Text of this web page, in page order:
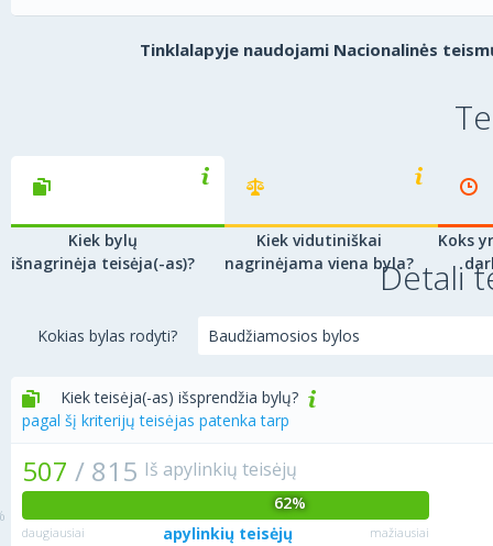
Tinklalapyje naudojami Nacionalinės
Kiek bylų
išnagrinėja teisėja(-as)?
Kiek vidutiniškai
nagrinėjama viena byla?
Koks
Detali
Kokias bylas rodyti?
Kiek teisėja(-as) išsprendžia bylų?
pagal šį kriterijų teisėjas patenka tarp
507 / 815 Iš apylinkių teisėjų
62%
daugiausiai apylinkių teisėjų mažiausiai